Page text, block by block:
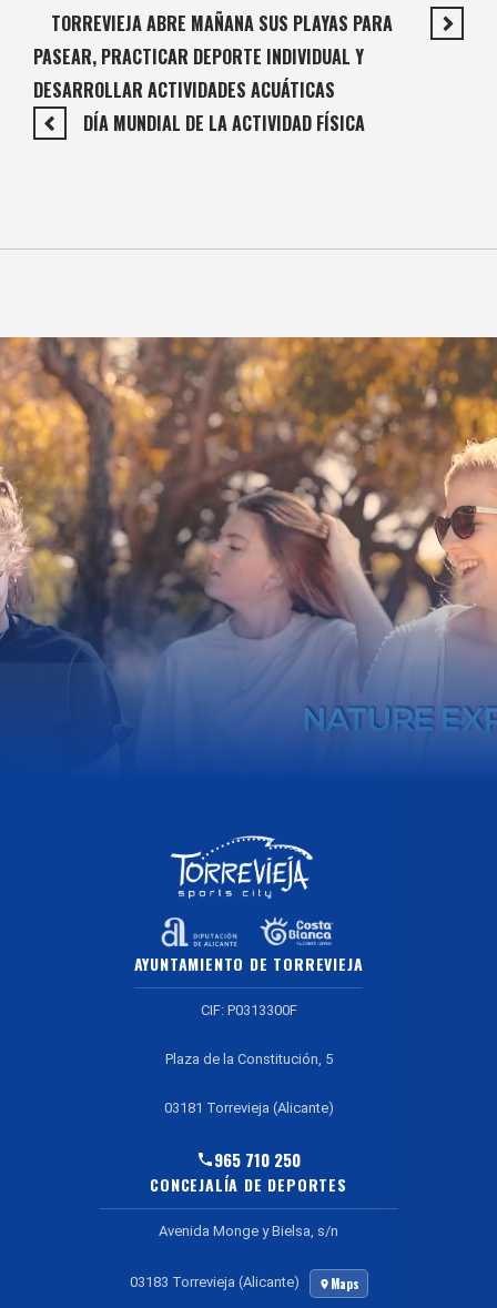
TORREVIEJA ABRE MAÑANA SUS PLAYAS PARA
PASEAR, PRACTICAR DEPORTE INDIVIDUAL Y
DESARROLLAR ACTIVIDADES ACUÁTICAS
DÍA MUNDIAL DE LA ACTIVIDAD FÍSICA
AYUNTAMIENTO DE TORREVIEJA
CIF: P0313300F
Plaza de la Constitución, 5
03181 Torrevieja (Alicante)
965 710 250
CONCEJALÍA DE DEPORTES
Avenida Monge y Bielsa, s/n
03183 Torrevieja (Alicante) Maps